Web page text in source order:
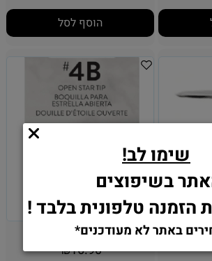
הוסף לסל
צנטר 4B - וילטון
₪16.90
שימו לב!
בשיפוצים
הזמנה טלפונית בלבד !
באתר לא מעודכנים*